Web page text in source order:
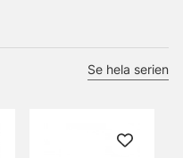
Se hela serien